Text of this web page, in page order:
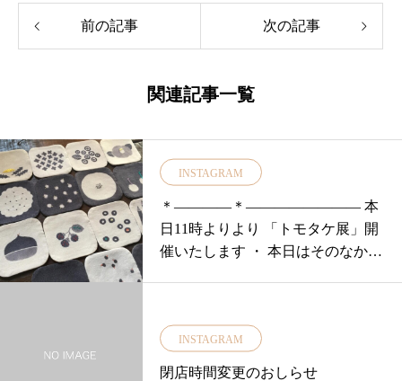
前の記事 次の記事
関連記事一覧
INSTAGRAM
＊————＊———————— 本
日11時よりより 「トモタケ展」開
催いたします ・ 本日はそのなかか
INSTAGRAM
閉店時間変更のおしらせ